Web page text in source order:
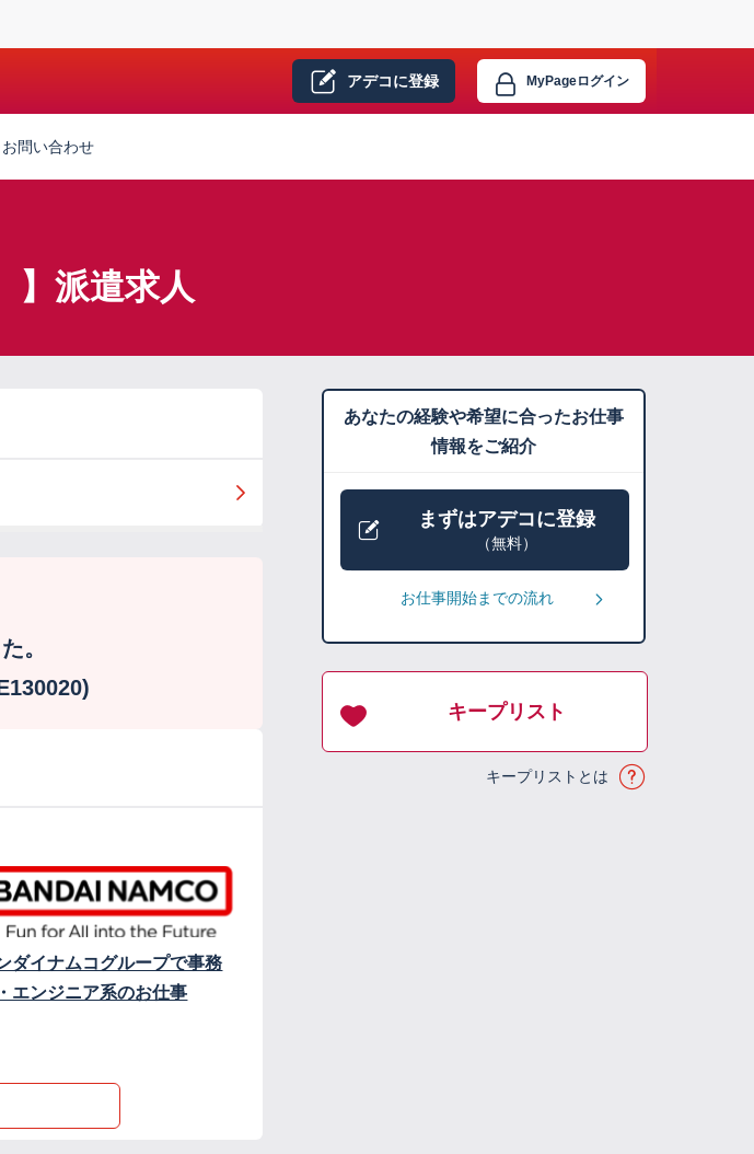
アデコに登録 MyPageログイン
問い合わせ
】派遣求人
。
ダイナムコグループで事務
エンジニア系のお仕事
あなたの経験や希望に合ったお仕事
情報をご紹介
まずはアデコに登録
（無料）
お仕事開始までの流れ
キープリスト
キープリストとは